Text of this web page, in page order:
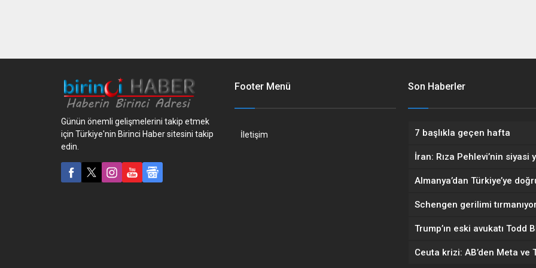
Günün önemli gelişmelerini takip etmek
için Türkiye'nin Birinci Haber sitesini takip
edin.
Footer Menü
İletişim
Son Haberler
7 başlıkla geçen hafta